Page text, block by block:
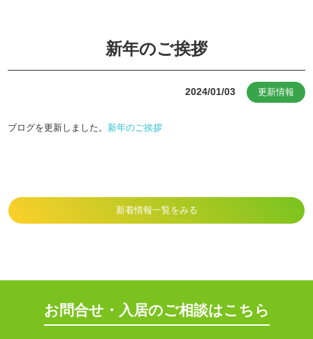
新年のご挨拶
2024/01/03 更新情報
ブログを更新しました。 新年のご挨拶
新着情報一覧をみる
お問合せ・入居のご相談はこちら